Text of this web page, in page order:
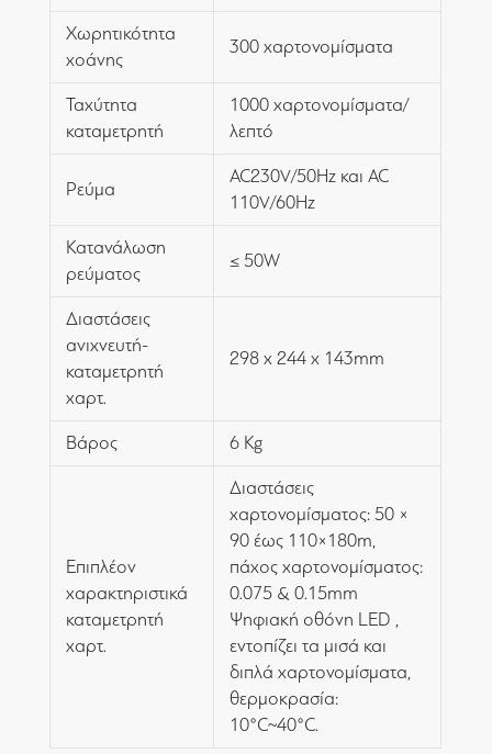
Χωρητικότητα
χοάνης
300 χαρτονομίσματα
Ταχύτητα
καταμετρητή
1000 χαρτονομίσματα/
λεπτό
Ρεύμα
AC230V/50Hz και AC
110V/60Hz
Κατανάλωση
ρεύματος
≤ 50W
Διαστάσεις
ανιχνευτή-
καταμετρητή
χαρτ.
298 x 244 x 143mm
Βάρος 6 Kg
Επιπλέον
χαρακτηριστικά
καταμετρητή
χαρτ.
Διαστάσεις
χαρτονομίσματος: 50 ×
90 έως 110×180m,
πάχος χαρτονομίσματος:
0.075 & 0.15mm
Ψηφιακή οθόνη LED ,
εντοπίζει τα μισά και
διπλά χαρτονομίσματα,
θερμοκρασία:
10°C~40°C.